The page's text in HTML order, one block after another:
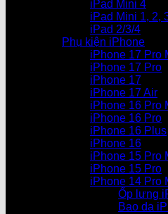
iPad Mini 4
iPad Mini 1, 2,
iPad 2/3/4
Phụ kiện iPhone
iPhone 17 Pro
iPhone 17 Pro
iPhone 17
iPhone 17 Air
iPhone 16 Pro
iPhone 16 Pro
iPhone 16 Plus
iPhone 16
iPhone 15 Pro
iPhone 15 Pro
iPhone 14 Pro
Ốp lưng
Bao da